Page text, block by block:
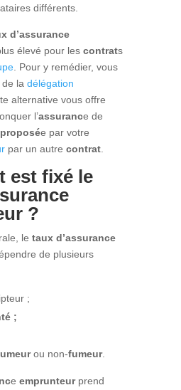
différents.
d’assurance
élevé pour lescontrats
. Pour y remédier, vous
la délégation
alternative vous offre
l’assurance de
proposée par votre
par un autre contrat.
est fixé le
?
le taux d’assurance
de plusieurs
;
;
ou non-fumeur.
e emprunteurprend